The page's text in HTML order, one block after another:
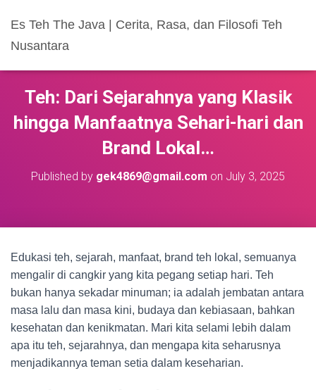
Es Teh The Java | Cerita, Rasa, dan Filosofi Teh
Nusantara
Teh: Dari Sejarahnya yang Klasik
hingga Manfaatnya Sehari-hari dan
Brand Lokal…
Published by gek4869@gmail.com on July 3, 2025
Edukasi teh, sejarah, manfaat, brand teh lokal, semuanya
mengalir di cangkir yang kita pegang setiap hari. Teh
bukan hanya sekadar minuman; ia adalah jembatan antara
masa lalu dan masa kini, budaya dan kebiasaan, bahkan
kesehatan dan kenikmatan. Mari kita selami lebih dalam
apa itu teh, sejarahnya, dan mengapa kita seharusnya
menjadikannya teman setia dalam keseharian.